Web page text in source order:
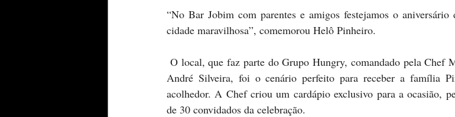
“No Bar Jobim com parentes e amigos festejamos o aniversário
cidade maravilhosa”, comemorou Helô Pinheiro.
André Silveira, foi o cenário perfeito para receber a família
acolhedor. A Chef criou um cardápio exclusivo para a ocasião,
de 30 convidados da celebração.